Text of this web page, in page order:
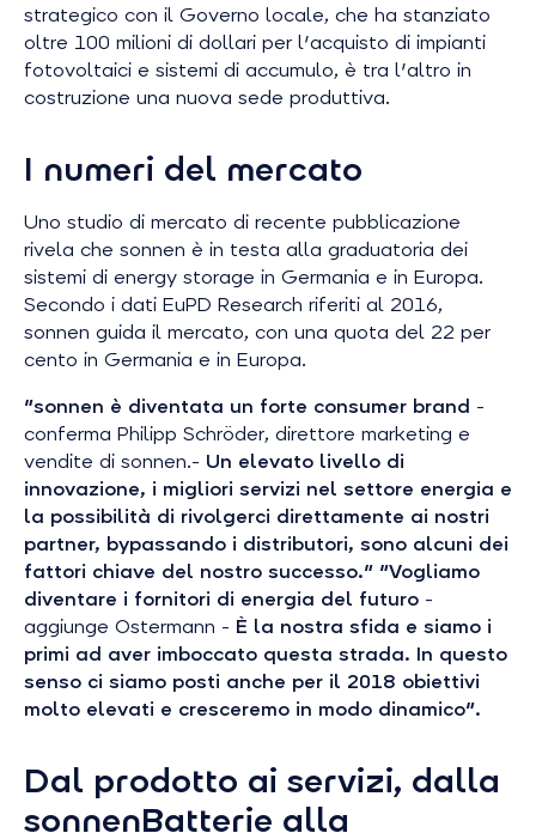
strategico con il Governo locale, che ha stanziato
oltre 100 milioni di dollari per l'acquisto di impianti
fotovoltaici e sistemi di accumulo, è tra l'altro in
costruzione una nuova sede produttiva.
I numeri del mercato
Uno studio di mercato di recente pubblicazione
rivela che sonnen è in testa alla graduatoria dei
sistemi di energy storage in Germania e in Europa.
Secondo i dati EuPD Research riferiti al 2016,
sonnen guida il mercato, con una quota del 22 per
cento in Germania e in Europa.
"sonnen è diventata un forte consumer brand -
conferma Philipp Schröder, direttore marketing e
vendite di sonnen.- Un elevato livello di
innovazione, i migliori servizi nel settore energia e
la possibilità di rivolgerci direttamente ai nostri
partner, bypassando i distributori, sono alcuni dei
fattori chiave del nostro successo." "Vogliamo
diventare i fornitori di energia del futuro -
aggiunge Ostermann - È la nostra sfida e siamo i
primi ad aver imboccato questa strada. In questo
senso ci siamo posti anche per il 2018 obiettivi
molto elevati e cresceremo in modo dinamico".
Dal prodotto ai servizi, dalla
sonnenBatterie alla